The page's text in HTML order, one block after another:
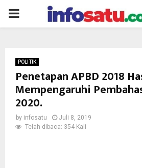
PRIMARY
POLITIK
Penetapan APBD 2018
Mempengaruhi
2020.
by infosatu
Juli 8, 2019
Telah dibaca: 354 Kali